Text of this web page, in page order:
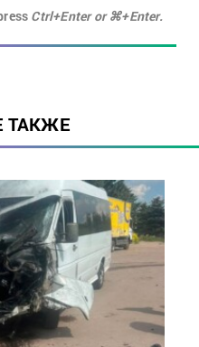
Ctrl+Enter or ⌘+Enter.
ТАКЖЕ